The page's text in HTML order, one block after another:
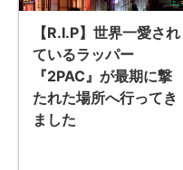
【R.I.P】世界一愛され
ているラッパー
『2PAC』が最期に撃
たれた場所へ行ってき
ました